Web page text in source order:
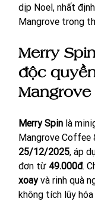
dịp Noel, nhất
Mangrove trong
Merry
độc
Mangrove
Merry Spin là
Mangrove
25/12/2025, áp
đơn từ 49.000đ.
xoay và rinh quà
không tích lũy hóa